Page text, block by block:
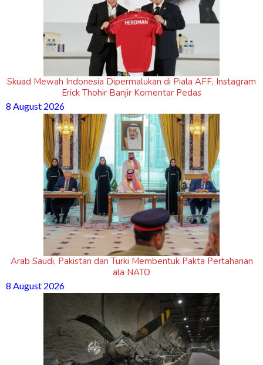
Skuad Mewah Indonesia Dipermalukan di Piala AFF, Instagram
Erick Thohir Banjir Komentar Pedas
8 August 2026
Arab Saudi, Pakistan dan Turki Membentuk Pakta Pertahanan
ala NATO
8 August 2026